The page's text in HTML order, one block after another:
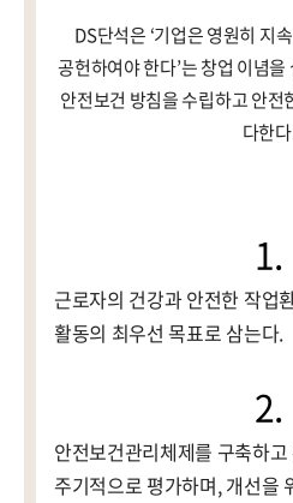
DS단석은 ‘기업은 영원히 지
공헌하여야 한다’는 창업 이념
안전보건 방침을 수립하고 안전
다한
1.
근로자의 건강과 안전한 작업
활동의 최우선 목표로 삼는다.
2.
안전보건관리체제를 구축하
주기적으로 평가하며, 개선을